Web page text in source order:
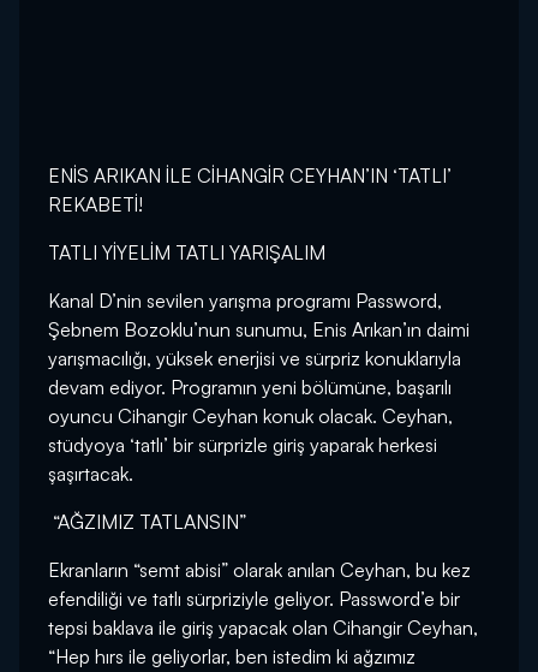
ENİS ARIKAN İLE CİHANGİR CEYHAN’IN ‘TATLI’
REKABETİ!
TATLI YİYELİM TATLI YARIŞALIM
Kanal D’nin sevilen yarışma programı Password,
Şebnem Bozoklu’nun sunumu, Enis Arıkan’ın daimi
yarışmacılığı, yüksek enerjisi ve sürpriz konuklarıyla
devam ediyor. Programın yeni bölümüne, başarılı
oyuncu Cihangir Ceyhan konuk olacak. Ceyhan,
stüdyoya ‘tatlı’ bir sürprizle giriş yaparak herkesi
şaşırtacak.
“AĞZIMIZ TATLANSIN”
Ekranların “semt abisi” olarak anılan Ceyhan, bu kez
efendiliği ve tatlı sürpriziyle geliyor. Password’e bir
tepsi baklava ile giriş yapacak olan Cihangir Ceyhan,
“Hep hırs ile geliyorlar, ben istedim ki ağzımız